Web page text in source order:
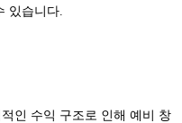
있습니다.
인 수익 구조로 인해 예비 창